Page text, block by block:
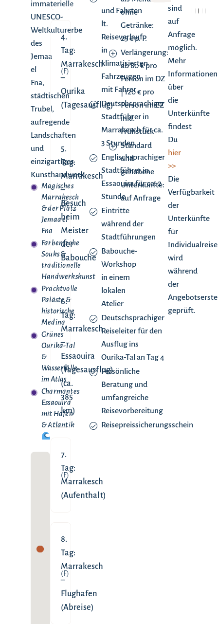
immaterielle
UNESCO-
Weltkulturerbe
des
Jemaa
el
Fna,
städtischen
Trubel,
aufregende
Landschaften
und
einzigartiges
Kunsthandwerk.
Magisches
Marrakesch
& der Platz
Jemaa el
Fna
Farbenfrohe
Souks &
traditionelle
Handwerkskunst
Prachtvolle
Paläste &
historische
Medina
Grünes
Ourika-Tal
&
Wasserfälle
im Atlas
Charmantes
Essaouira
mit Hafen
& Atlantik
4.
Tag:
Marrakesch
–
Ourika
(Tagesausflug)
(F)
5.
Tag:
Marrakesch
–
Besuch
beim
Meister
der
Babouche
(F)
6.
Tag:
Marrakesch
–
Essaouira
(Tagesausflug)
(ca.
385
km)
7.
Tag:
Marrakesch
(Aufenthalt)
(F)
8.
Tag:
Marrakesch
–
Flughafen
(Abreise)
(F)
und Fahrten
lt.
Reiseverlauf
in
klimatisierten
Fahrzeugen
mit Fahrer
Deutschsprachiger
Stadtführer in
Marrakesch für ca.
3 Stunden
Englischsprachiger
Stadtführer in
Essaouira für ca. 2
Stunde
Eintritte
während der
Stadtführungen
Babouche-
Workshop
in einem
lokalen
Atelier
Deutschsprachiger
Reiseleiter für den
Ausflug ins
Ourika-Tal an Tag 4
Persönliche
Beratung und
umfangreiche
Reisevorbereitung
Reisepreissicherungsschein
ohne
Getränke:
25 € p. P.
Verlängerung:
ab 80 € pro
Person im DZ
| 120 € pro
Person im EZ
inkl.
Frühstück
Standard
und
gehobene
Unterkünfte:
auf Anfrage
sind
auf
Anfrage
möglich.
Mehr
Informationen
über
die
Unterkünfte
findest
Du
hier
>>
Die
Verfügbarkeit
der
Unterkünfte
für
wird
während
der
geprüft.